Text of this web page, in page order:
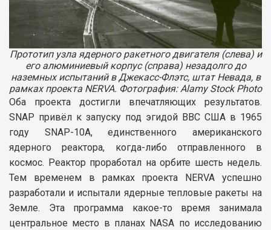
Прототип узла ядерного ракетного двигателя (слева) и
его алюминиевый корпус (справа) незадолго до
наземных испытаний в Джекасс-Флэтс, штат Невада, в
рамках проекта NERVA. Фотография: Alamy Stock Photo
Оба проекта достигли впечатляющих результатов.
SNAP привёл к запуску под эгидой ВВС США в 1965
году SNAP-10A, единственного американского
ядерного реактора, когда-либо отправленного в
космос. Реактор проработал на орбите шесть недель.
Тем временем в рамках проекта NERVA успешно
разработали и испытали ядерные тепловые ракеты на
Земле. Эта программа какое-то время занимала
центральное место в планах NASA по исследованию